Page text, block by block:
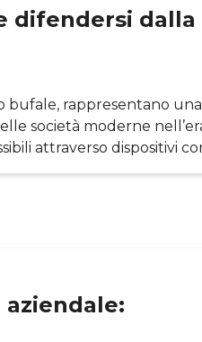
difendersi dalla
bufale, rappresentano una
società moderne
attraverso dispositivi
sviluppare un senso
l’aiuto